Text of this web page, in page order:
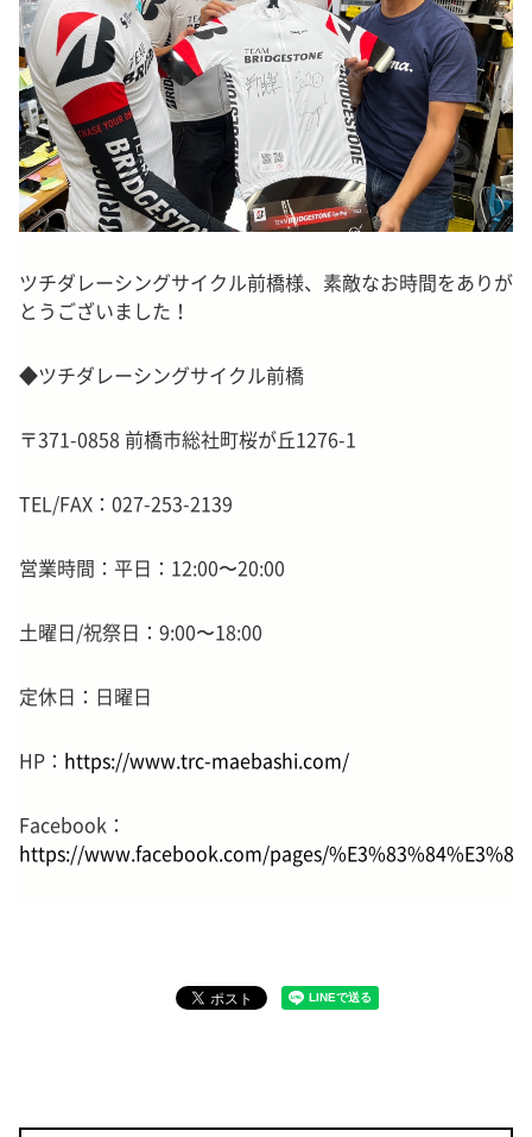
ツチダレーシングサイクル前橋様、素敵なお時間をありが
とうございました！
◆ツチダレーシングサイクル前橋
〒371-0858 前橋市総社町桜が丘1276-1
TEL/FAX： 027-253-2139
営業時間： 平日：12:00〜20:00
土曜日/祝祭日：9:00〜18:00
定休日：日曜日
HP： https://www.trc-maebashi.com/
Facebook：
https://www.facebook.com/pages/